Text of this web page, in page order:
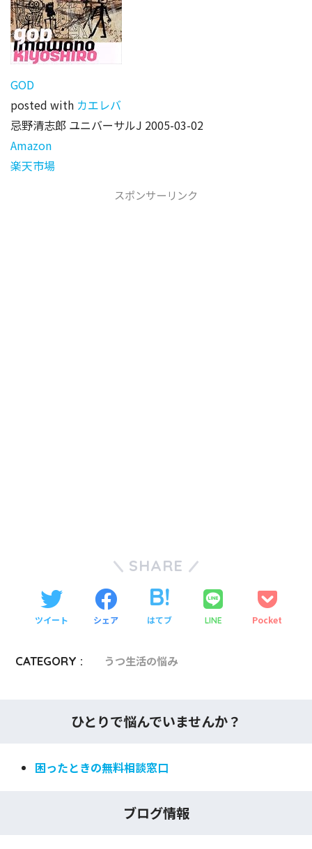
GOD
posted with カエレバ
忌野清志郎 ユニバーサルJ 2005-03-02
Amazon
楽天市場
スポンサーリンク
SHARE
ツイート シェア はてブ LINE Pocket
CATEGORY : うつ生活の悩み
ひとりで悩んでいませんか？
困ったときの無料相談窓口
ブログ情報